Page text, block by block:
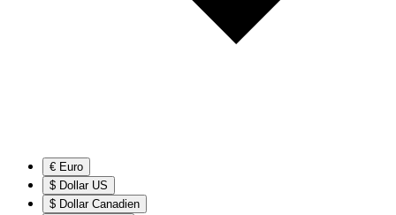
€ Euro
$ Dollar US
$ Dollar Canadien